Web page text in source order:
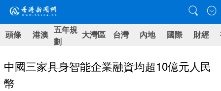
頭條 港澳 五年規
劃
大灣區 台灣 內地 國際 財經
中國三家具身智能企業融資均超10億元人民
幣